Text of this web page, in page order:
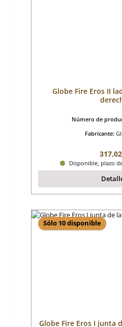
Globe Fire Eros II
Número de
Fabricante:
Precio
Disponible, plazo
Sólo 10 disponible
Globe Fire Eros I junta